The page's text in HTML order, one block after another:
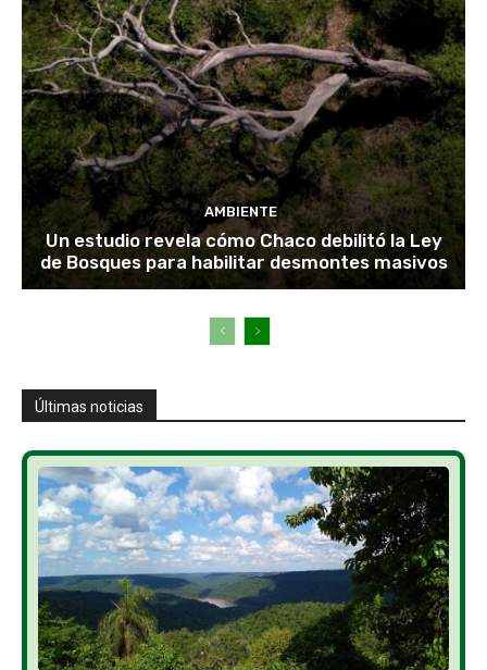
AMBIENTE
Un estudio revela cómo Chaco debilitó la Ley
de Bosques para habilitar desmontes masivos
Últimas noticias